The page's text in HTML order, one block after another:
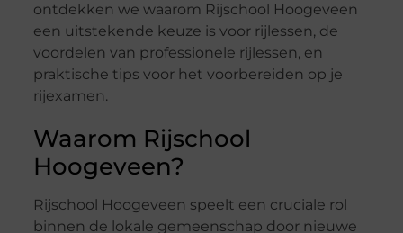
ontdekken we waarom Rijschool Hoogeveen
een uitstekende keuze is voor rijlessen, de
voordelen van professionele rijlessen, en
praktische tips voor het voorbereiden op je
rijexamen.
Waarom Rijschool
Hoogeveen?
Rijschool Hoogeveen speelt een cruciale rol
binnen de lokale gemeenschap door nieuwe